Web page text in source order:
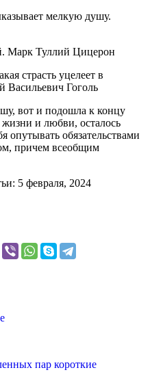
мелкую душу.
Марк Туллий Цицерон
страсть уцелеет в
Васильевич Гоголь
вот и подошла к концу
и любви, осталось
опутывать обязательствами
причем всеобщим
5 февраля, 2024